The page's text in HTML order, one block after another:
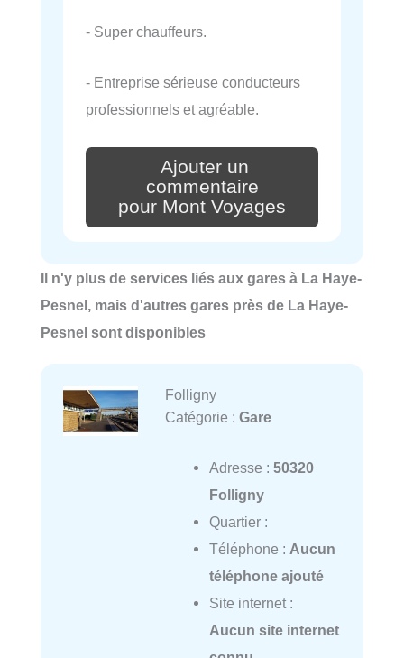
- Super chauffeurs.
- Entreprise sérieuse conducteurs
professionnels et agréable.
Ajouter un
commentaire
pour Mont Voyages
Il n'y plus de services liés aux gares à La Haye-
Pesnel, mais d'autres gares près de La Haye-
Pesnel sont disponibles
Folligny
Catégorie : Gare
Adresse : 50320
Folligny
Quartier :
Téléphone : Aucun
téléphone ajouté
Site internet :
Aucun site internet